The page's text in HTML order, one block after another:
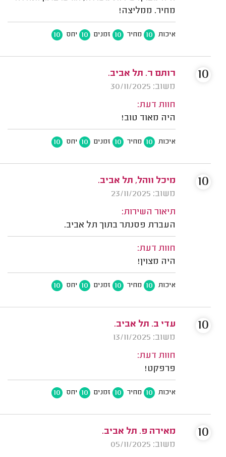
מחיר. ממליצה!
איכות 10 מחיר 10 זמנים 10 יחס 10
רותם ר. תל אביב.
משוב: 30/11/2025
חוות דעת:
היה מאוד טוב!
איכות 10 מחיר 10 זמנים 10 יחס 10
10
מיכל ווהל, תל אביב.
משוב: 23/11/2025
תיאור השירות:
העברת פסנתר בתוך תל אביב.
חוות דעת:
היה מצוין!
איכות 10 מחיר 10 זמנים 10 יחס 10
10
עדי ב. תל אביב.
משוב: 13/11/2025
חוות דעת:
פרפקט!
איכות 10 מחיר 10 זמנים 10 יחס 10
10
מאירה פ. תל אביב.
משוב: 05/11/2025
10